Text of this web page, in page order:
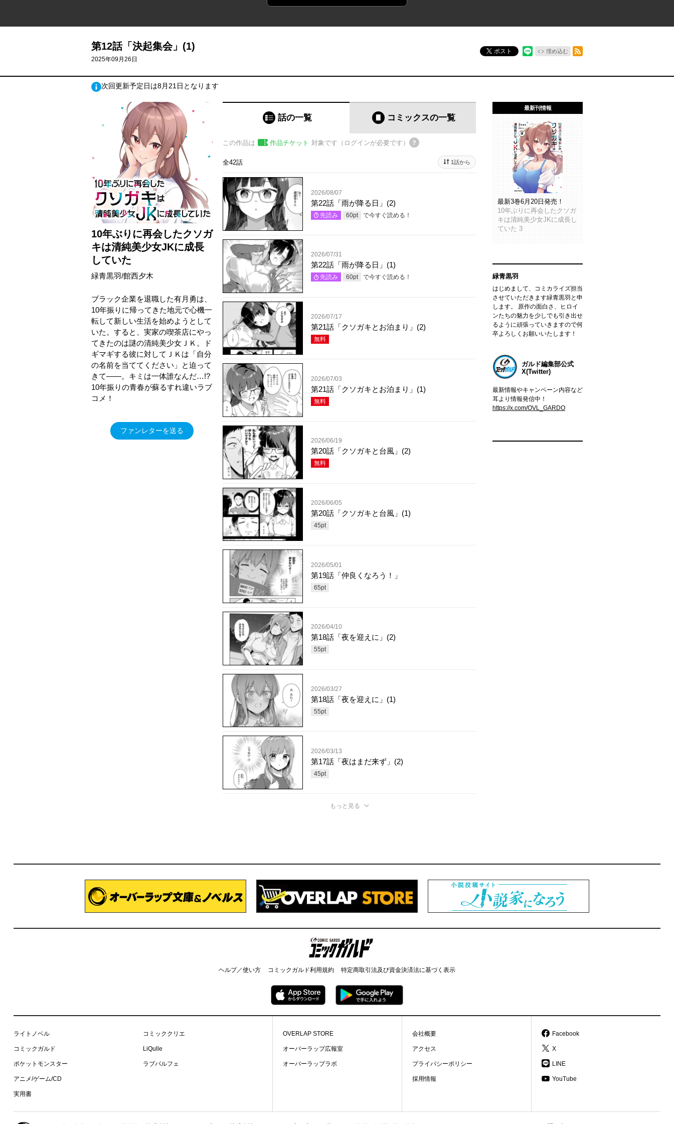
第12話「決起集会」(1)
2025年09月26日
ポスト 埋め込む
次回更新予定日は8月21日となります
10年ぶりに再会したクソガ
キは清純美少女JKに成長
していた
緑青黒羽/館西夕木
ブラック企業を退職した有月勇は、
10年振りに帰ってきた地元で心機一
転して新しい生活を始めようとして
いた。すると、実家の喫茶店にやっ
てきたのは謎の清純美少女ＪＫ。ド
ギマギする彼に対してＪＫは「自分
の名前を当ててください」と迫って
きて――。キミは一体誰なんだ…!?
10年振りの青春が蘇るすれ違いラブ
コメ！
ファンレターを送る
話の一覧 コミックスの一覧
この作品は 作品チケット 対象です（ログインが必要です）
全42話 1話から
2026/08/07
第22話「雨が降る日」(2)
先読み 60pt で今すぐ読める！
2026/07/31
第22話「雨が降る日」(1)
先読み 60pt で今すぐ読める！
2026/07/17
第21話「クソガキとお泊まり」(2)
無料
2026/07/03
第21話「クソガキとお泊まり」(1)
無料
2026/06/19
第20話「クソガキと台風」(2)
無料
2026/06/05
第20話「クソガキと台風」(1)
45pt
2026/05/01
第19話「仲良くなろう！」
65pt
2026/04/10
第18話「夜を迎えに」(2)
55pt
2026/03/27
第18話「夜を迎えに」(1)
55pt
2026/03/13
第17話「夜はまだ来ず」(2)
45pt
もっと見る
最新刊情報
最新3巻6月20日発売！
10年ぶりに再会したクソガ
キは清純美少女JKに成長し
ていた 3
緑青黒羽
はじめまして、コミカライズ担当
させていただきます緑青黒羽と申
します。 原作の面白さ、ヒロイ
ンたちの魅力を少しでも引き出せ
るように頑張っていきますので何
卒よろしくお願いいたします！
ガルド編集部公式
X(Twitter)
最新情報やキャンペーン内容など
耳より情報発信中！
https://x.com/OVL_GARDO
コミックガルド
ヘルプ／使い方 コミックガルド利用規約 特定商取引法及び資金決済法に基づく表示
ライトノベル
コミックガルド
ポケットモンスター
アニメ/ゲーム/CD
実用書
コミッククリエ
LiQulle
ラブパルフェ
OVERLAP STORE
オーバーラップ広報室
オーバーラップラボ
会社概要
アクセス
プライバシーポリシー
採用情報
Facebook
X
LINE
YouTube